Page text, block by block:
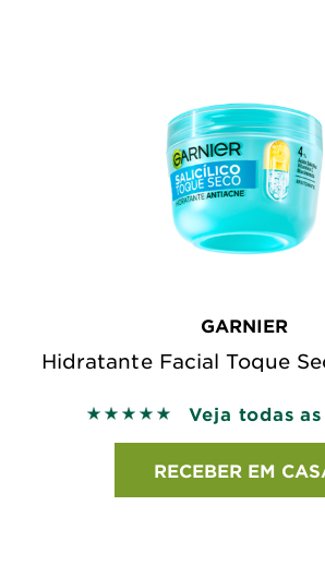
GARNIER
Hidratante Facial Toque
5 out of 5 stars based on
Veja todas
RECEBER EM